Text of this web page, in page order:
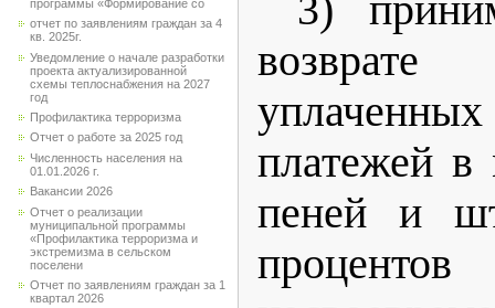
программы «Формирование со
отчет по заявлениям граждан за 4
кв. 2025г.
Уведомление о начале разработки
проекта актуализированной
схемы теплоснабжения на 2027
год
Профилактика терроризма
Отчет о работе за 2025 год
Численность населения на
01.01.2026 г.
Вакансии 2026
Отчет о реализации
муниципальной программы
«Профилактика терроризма и
экстремизма в сельском
поселени
Отчет по заявлениям граждан за 1
квартал 2026
платежей
пеней и